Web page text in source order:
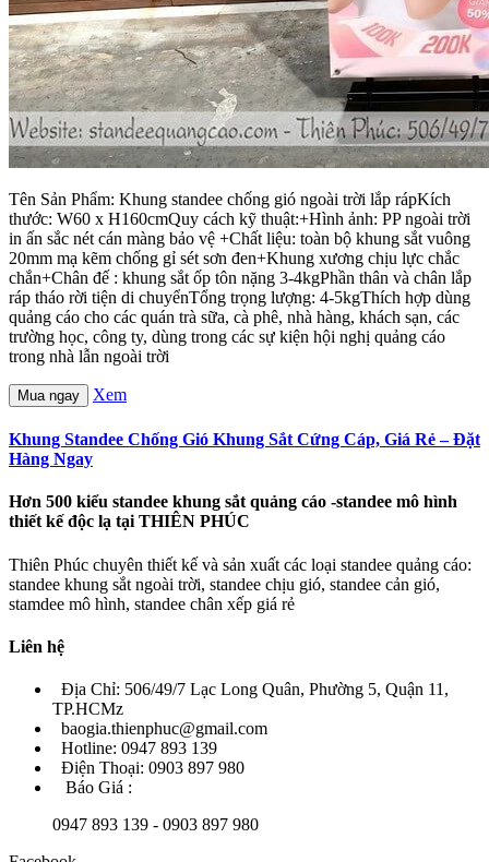
Tên Sản Phẩm: Khung standee chống gió ngoài trời lắp rápKích
thước: W60 x H160cmQuy cách kỹ thuật:+Hình ảnh: PP ngoài trời
in ấn sắc nét cán màng bảo vệ +Chất liệu: toàn bộ khung sắt vuông
20mm mạ kẽm chống gỉ sét sơn đen+Khung xương chịu lực chắc
chắn+Chân đế : khung sắt ốp tôn nặng 3-4kgPhần thân và chân lắp
ráp tháo rời tiện di chuyểnTổng trọng lượng: 4-5kgThích hợp dùng
quảng cáo cho các quán trà sữa, cà phê, nhà hàng, khách sạn, các
trường học, công ty, dùng trong các sự kiện hội nghị quảng cáo
trong nhà lẫn ngoài trời
Mua ngay Xem
Khung Standee Chống Gió Khung Sắt Cứng Cáp, Giá Rẻ – Đặt
Hàng Ngay
Hơn 500 kiểu standee khung sắt quảng cáo -standee mô hình
thiết kế độc lạ tại THIÊN PHÚC
Thiên Phúc chuyên thiết kế và sản xuất các loại standee quảng cáo:
standee khung sắt ngoài trời, standee chịu gió, standee cản gió,
stamdee mô hình, standee chân xếp giá rẻ
Liên hệ
Địa Chỉ: 506/49/7 Lạc Long Quân, Phường 5, Quận 11,
TP.HCMz
baogia.thienphuc@gmail.com
Hotline: 0947 893 139
Điện Thoại: 0903 897 980
Báo Giá :
0947 893 139 - 0903 897 980